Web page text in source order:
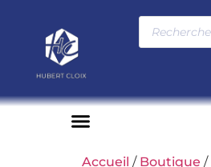
Accueil / Boutique /